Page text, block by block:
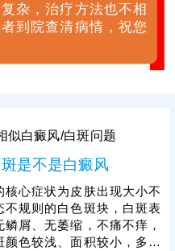
杂，治疗方法也不相
到院查清病情，祝您
似白癜风/白斑问题
是不是白癜风
核心症状为皮肤出现大小不
不规则的白色斑块，白斑表
鳞屑、无萎缩，不痛不痒，
颜色较浅、面积较小，多为